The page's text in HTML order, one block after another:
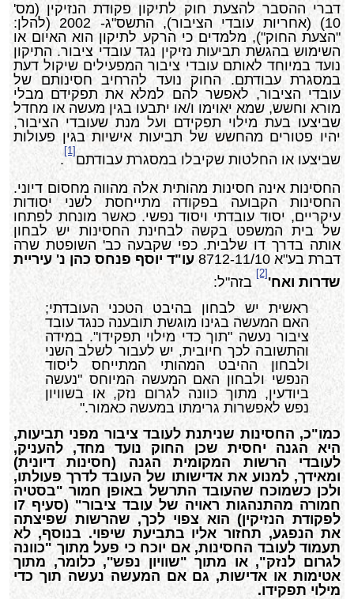
דברי ההסבר להצעת חוק לתיקון פקודת הנזיקין (מס'
10) (אחריות עובדי הציבור), התשס"ג- 2002 (להלן:
"הצעת החוק"), מלמדים כי הרקע לתיקון הוא האיום או
השימוש בהגשת תביעות נזיקין נגד עובדי ציבור. התיקון
נועד במיוחד לאותם עובדי ציבור המפעילים שיקול דעת
במסגרת עבודתם. החוק נועד להרחיב חסינותם של
עובדי הציבור, לאפשר להם למלא את תפקידם מבלי
מורא וחשש, שמא יאוימו ו/או יתבעו בגין מעשה או מחדל
שביצעו בעת מילוי תפקידם ועל מנת שעובדי הציבור,
יהיו פטורים מהחשש של תביעות אישיות בגין פעולות
שביצעו או החלטות שקיבלו במסגרת עבודתם
[1]
.
החסינות אינה חסינות מהותית אלה מהווה מחסום דיוני.
החסינות הקבועה בפקודה מתייחסת לשני יסודות
עיקריים, יסוד עובדתי ויסוד נפשי. כאשר מונחת לפתחו
של בית המשפט בקשה לבחינת החסינות יש לבחון
אותה בדרך דו שלבית. כפי שקבעה כב' השופטת שרה
דברת בע"א 8712-11/10
עו"ד יוסף פנחס כהן נ' עיריית
שדרות ואח'
[2]
בזה"ל:
ראשית יש לבחון בהיבט הטכני העובדתי;
האם המעשה בגינו מוגשת תובענה כנגד עובד
ציבור נעשה "תוך כדי מילוי תפקידו". במידה
והתשובה לכך חיובית, יש לעבור לשלב השני
ולבחון ההיבט המהותי המתייחס ליסוד
הנפשי ולבחון האם המעשה המיוחס "נעשה
ביודעין, מתוך כוונה לגרום נזק, או בשוויון
נפש לאפשרות גרימתו במעשה כאמור."
כמו"כ, החסינות שניתנת לעובד ציבור מפני תביעות,
היא הגנה יחסית שכן החוק נועד מחד, להעניק,
לעובדי הרשות המקומית הגנה (חסינות דיונית)
ומאידך, למנוע את אדישותו של העובד לדרך פעולתו,
ולכן כשמוכח שהעובד התרשל באופן חמור "בסטיה
חמורה מהתנהגות ראויה של עובד ציבור" (סעיף 7ו
לפקודת הנזיקין) הוא צפוי לכך, שהרשות שפיצתה
את הנפגע, תחזור אליו בתביעת שיפוי. בנוסף, לא
תעמוד לעובד החסינות, אם יוכח כי פעל מתוך "כוונה
לגרום לנזק", או מתוך "שוויון נפש'', כלומר, מתוך
אטימות או אדישות, גם אם המעשה נעשה תוך כדי
מילוי תפקידו.